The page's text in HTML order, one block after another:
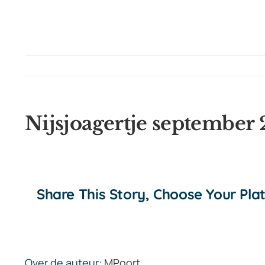
Nijsjoagertje september
Share This Story, Choose Your